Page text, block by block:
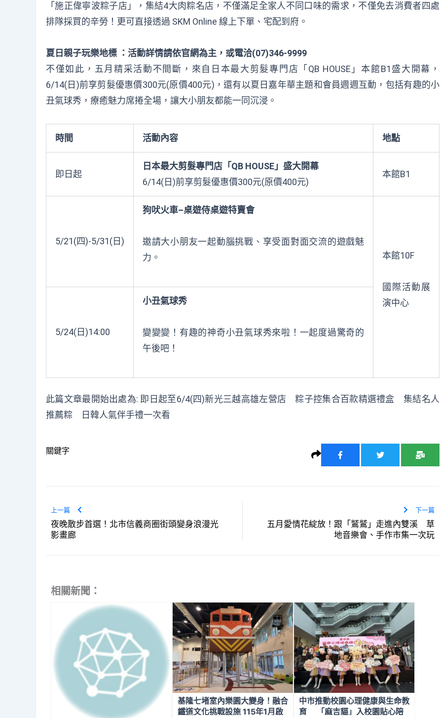
「施正偉寧波粽子店」，集結4大肉粽名店，不僅滿足全家人不同口味的需求，不僅免去消費者四處
排隊採買的辛勞！更可直接透過 SKM Online 線上下單、宅配到府。
夏日親子玩樂地標 ： 活動詳情請依官網為主，或電洽(07)346-9999
不僅如此，五月精采活動不間斷，來自日本最大剪髮專門店「 QB HOUSE 」本館B1 盛大開幕，
6/14(日 )前享剪髮優惠價300元(原價400元) ，還有以夏日嘉年華主題和會員週週互動，包括有趣的小
丑氣球秀，療癒魅力席捲全場，讓大小朋友都能一同沉浸。
時間 活動內容 地點
即日起
日本最大剪髮專門店「 QB HOUSE 」盛大開幕
6/14(日)前享剪髮優惠價300元(原價400元)
本館B1
5/21(四)-5/31(日)
狗吠火車–桌遊侍桌遊特賣會
邀請大小朋友一起動腦挑戰、享受面對面交流的遊戲魅
力。
本館10F
國際活動展
演中心
5/24(日)14:00
小丑氣球秀
變變變！有趣的神奇小丑氣球秀來啦！一起度過驚奇的
午後吧！
此篇文章最開始出處為: 即日起至6/4(四)新光三越高雄左營店 粽子控集合百款精選禮盒 集結名人
推薦粽 日韓人氣伴手禮一次看
關鍵字
上一篇
夜晚散步首選！北市信義商圈街頭變身浪漫光
影畫廊
下一篇
五月愛情花綻放！跟「鷲鷲」走進內雙溪 草
地音樂會、手作市集一次玩
相關新聞：
基隆七堵室內樂園大變身！融合
鐵道文化挑戰設施 115年1月啟
中市推動校園心理健康與生命教
育 「麻吉貓」入校園貼心陪